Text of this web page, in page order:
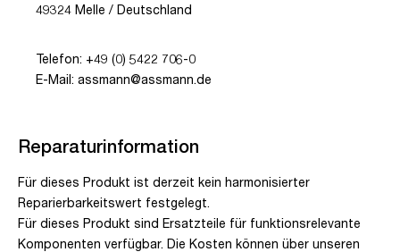
49324 Melle / Deutschland
Telefon: +49 (0) 5422 706-0
E-Mail: assmann@assmann.de
Reparaturinformation
Für dieses Produkt ist derzeit kein harmonisierter
Reparierbarkeitswert festgelegt.
Für dieses Produkt sind Ersatzteile für funktionsrelevante
Komponenten verfügbar. Die Kosten können über unseren